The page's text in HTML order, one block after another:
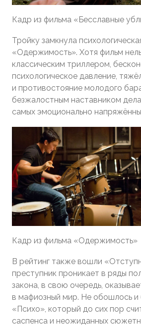
Кадр из фильма «Бесславные
Тройку замкнула
«Одержимость». Хотя фильм
классическим триллером,
психологическое давление,
и противостояние молодого
безжалостным наставником
самых эмоционально
Кадр из фильма «Одержимость»
В рейтинг также вошли
преступник проникает в ряды
закона, в свою очередь,
в мафиозный мир. Не обошлось и
«Психо», который до сих пор
саспенса и неожиданных